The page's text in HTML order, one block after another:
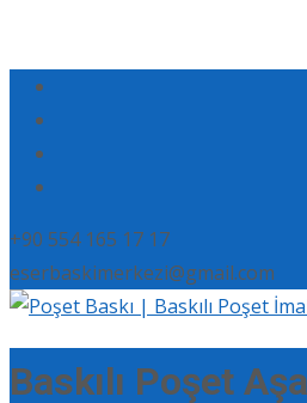
+90 554 165 17 17
eserbaskimerkezi@gmail.com
Baskılı Poşet